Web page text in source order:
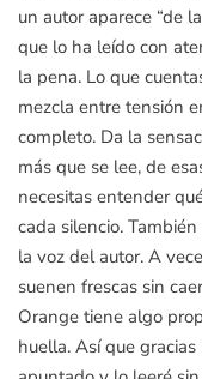
un autor aparece “de
que lo ha leído con
la pena. Lo que
mezcla entre tensión
completo. Da la
más que se lee, de
necesitas entender
cada silencio.
la voz del autor. A
suenen frescas sin
Orange tiene algo
huella. Así que